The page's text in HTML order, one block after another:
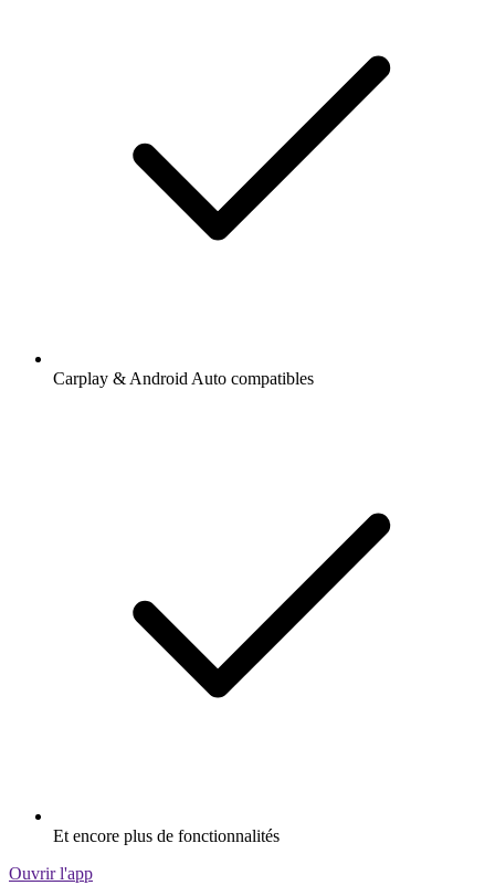
Carplay & Android Auto compatibles
Et encore plus de fonctionnalités
Ouvrir l'app